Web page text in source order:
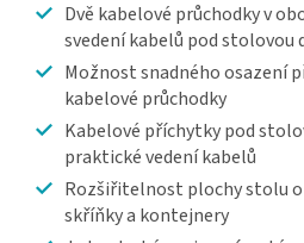
Dvě kabelové průchodky v
svedení kabelů pod stolovou
Možnost snadného osazení
kabelové průchodky
Kabelové příchytky pod
praktické vedení kabelů
Rozšiřitelnost plochy stolu o
skříňky a kontejnery